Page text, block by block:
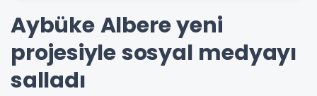
Aybüke Albere yeni
projesiyle sosyal medyayı
salladı